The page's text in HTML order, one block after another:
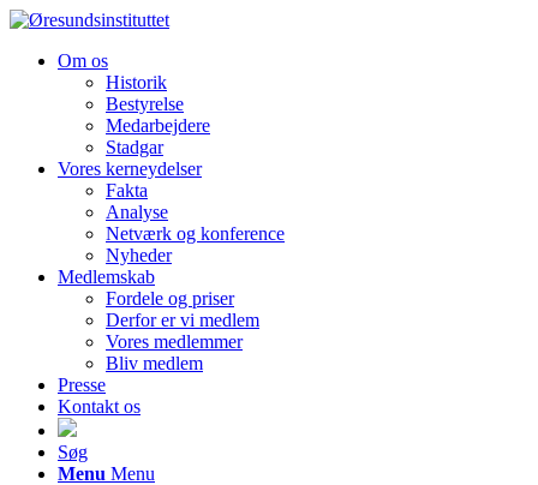
Om os
Historik
Bestyrelse
Medarbejdere
Stadgar
Vores kerneydelser
Fakta
Analyse
Netværk og konference
Nyheder
Medlemskab
Fordele og priser
Derfor er vi medlem
Vores medlemmer
Bliv medlem
Presse
Kontakt os
Søg
Menu Menu